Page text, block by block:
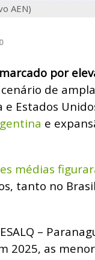
AEN)
por
de
e Estados
e
médias
tanto no
–
2025, as